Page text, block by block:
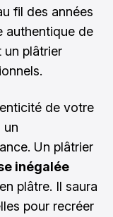
fil des années
authentique de
un plâtrier
de votre
un
Un plâtrier
inégalée
plâtre. Il saura
pour recréer